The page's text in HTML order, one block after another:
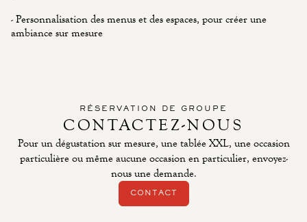
- Personnalisation des menus et des espaces, pour créer une
ambiance sur mesure
RÉSERVATION DE GROUPE
CONTACTEZ-NOUS
Pour un dégustation sur mesure, une tablée XXL, une occasion
particulière ou même aucune occasion en particulier, envoyez-
nous une demande.
CONTACT